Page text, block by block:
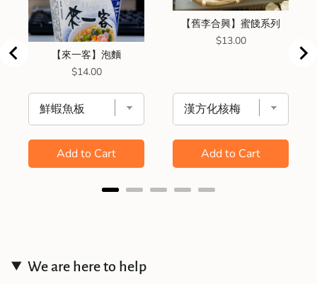
【來一客】泡麵
Price
$14.00
Add to Cart
【舊李合興】蜜餞系列
Price
$13.00
Add to Cart
We are here to help